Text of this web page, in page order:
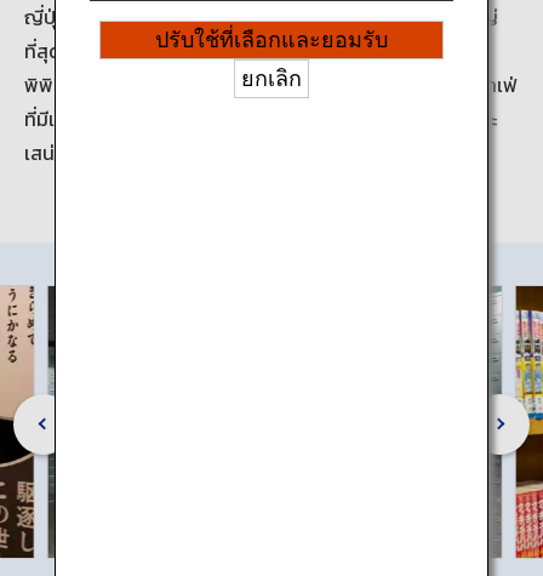
ญี่ปุ่นและต่างชาติ พิพิธภัณฑ์ชุดสะสมศิลปะแบบดั้งเดิมที่ใหญ่
ที่สุดในญี่ปุ่นด้วยงานเขียนจำนวนมากกว่า 480,000 ชิ้น
พิพิธภัณฑ์เองยังมีมุมที่นำเสนอวัฒนธรรมการ์ตูนญี่ปุ่นและคาเฟ่
ที่มีเมนูอาหารธีมการ์ตูนญี่ปุ่นด้วย พิพิธภัณฑ์สื่อความงามและ
เสน่ห์ของการ์ตูนญี่ปุ่นแก่ทั่วโลก
ปรับใช้ที่เลือกและยอมรับ
ยกเลิก